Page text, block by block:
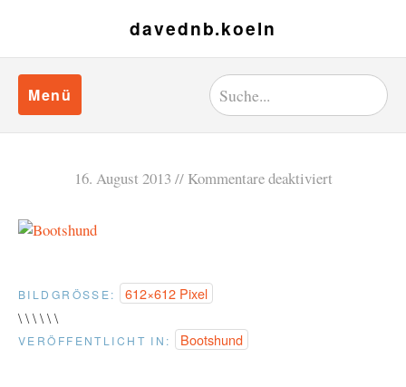
davednb.koeln
Menü
16. August 2013 Kommentare deaktiviert
BILDGRÖSSE:
612×612 Pixel
\ \ \ \ \ \
VERÖFFENTLICHT IN: Bootshund